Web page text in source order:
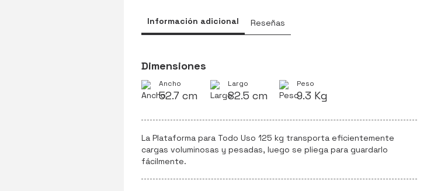
Información adicional Reseñas
Dimensiones
Ancho
52.7 cm
Largo
82.5 cm
Peso
9.3 Kg
La Plataforma para Todo Uso 125 kg transporta eficientemente
cargas voluminosas y pesadas, luego se pliega para guardarlo
fácilmente.